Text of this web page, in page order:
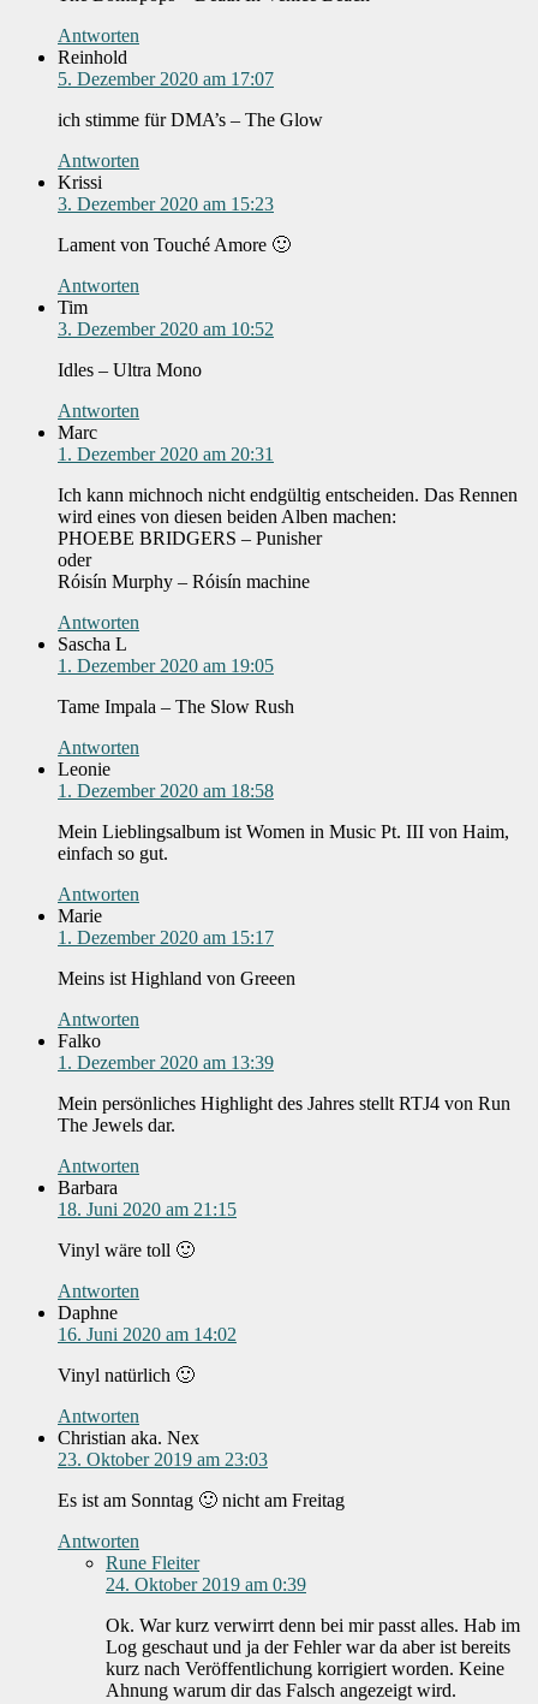
Antworten
Reinhold
5. Dezember 2020 am 17:07
ich stimme für DMA’s – The Glow
Antworten
Krissi
3. Dezember 2020 am 15:23
Lament von Touché Amore 🙂
Antworten
Tim
3. Dezember 2020 am 10:52
Idles – Ultra Mono
Antworten
Marc
1. Dezember 2020 am 20:31
Ich kann michnoch nicht endgültig entscheiden. Das Rennen
wird eines von diesen beiden Alben machen:
PHOEBE BRIDGERS – Punisher
oder
Róisín Murphy – Róisín machine
Antworten
Sascha L
1. Dezember 2020 am 19:05
Tame Impala – The Slow Rush
Antworten
Leonie
1. Dezember 2020 am 18:58
Mein Lieblingsalbum ist Women in Music Pt. III von Haim,
einfach so gut.
Antworten
Marie
1. Dezember 2020 am 15:17
Meins ist Highland von Greeen
Antworten
Falko
1. Dezember 2020 am 13:39
Mein persönliches Highlight des Jahres stellt RTJ4 von Run
The Jewels dar.
Antworten
Barbara
18. Juni 2020 am 21:15
Vinyl wäre toll 🙂
Antworten
Daphne
16. Juni 2020 am 14:02
Vinyl natürlich 🙂
Antworten
Christian aka. Nex
23. Oktober 2019 am 23:03
Es ist am Sonntag 🙂 nicht am Freitag
Antworten
Rune Fleiter
24. Oktober 2019 am 0:39
Ok. War kurz verwirrt denn bei mir passt alles. Hab im
Log geschaut und ja der Fehler war da aber ist bereits
kurz nach Veröffentlichung korrigiert worden. Keine
Ahnung warum dir das Falsch angezeigt wird.